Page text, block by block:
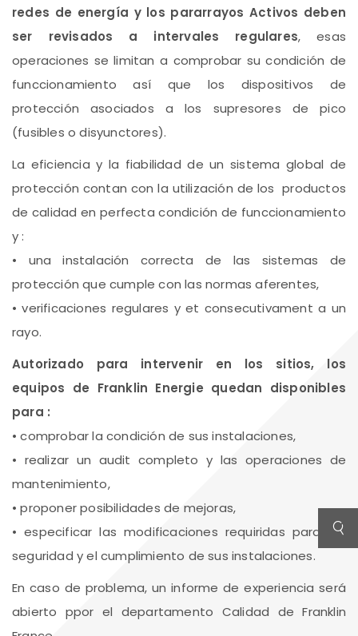
redes de energía y los pararrayos Activos deben
ser revisados a intervales regulares, esas
operaciones se limitan a comprobar su condición de
funccionamiento así que los dispositivos de
protección asociados a los supresores de pico
(fusibles o disyunctores).
La eficiencia y la fiabilidad de un sistema global de
protección contan con la utilización de los productos
de calidad en perfecta condición de funccionamiento
y :
• una instalación correcta de las sistemas de
protección que cumple con las normas aferentes,
• verificaciones regulares y et consecutivament a un
rayo.
Autorizado para intervenir en los sitios, los
equipos de Franklin Energie quedan disponibles
para :
• comprobar la condición de sus instalaciones,
• realizar un audit completo y las operaciones de
mantenimiento,
• proponer posibilidades de mejoras,
• especificar las modificaciones requiridas para la
seguridad y el cumplimiento de sus instalaciones.
En caso de problema, un informe de experiencia será
abierto ppor el departamento Calidad de Franklin